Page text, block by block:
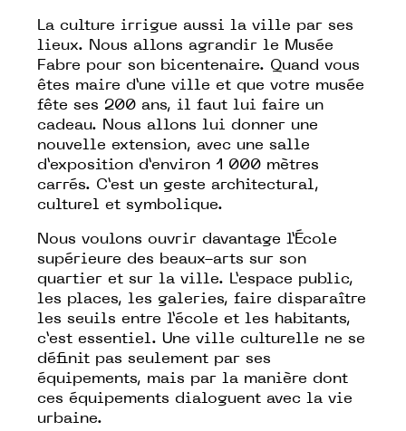
La culture irrigue aussi la ville par ses
lieux. Nous allons agrandir le Musée
Fabre pour son bicentenaire. Quand vous
êtes maire d’une ville et que votre musée
fête ses 200 ans, il faut lui faire un
cadeau. Nous allons lui donner une
nouvelle extension, avec une salle
d’exposition d’environ 1 000 mètres
carrés. C’est un geste architectural,
culturel et symbolique.
Nous voulons ouvrir davantage l’École
supérieure des beaux-arts sur son
quartier et sur la ville. L’espace public,
les places, les galeries, faire disparaître
les seuils entre l’école et les habitants,
c’est essentiel. Une ville culturelle ne se
définit pas seulement par ses
équipements, mais par la manière dont
ces équipements dialoguent avec la vie
urbaine.